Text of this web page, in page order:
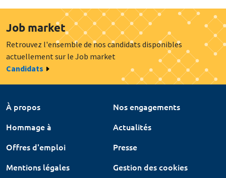
Job market
Retrouvez l'ensemble de nos candidats disponibles
actuellement sur le Job market
Candidats
À propos
Nos engagements
Hommage à
Actualités
Offres d'emploi
Presse
Mentions légales
Gestion des cookies